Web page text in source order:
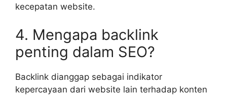
kecepatan website.
4. Mengapa backlink
penting dalam SEO?
Backlink dianggap sebagai indikator
kepercayaan dari website lain terhadap konten